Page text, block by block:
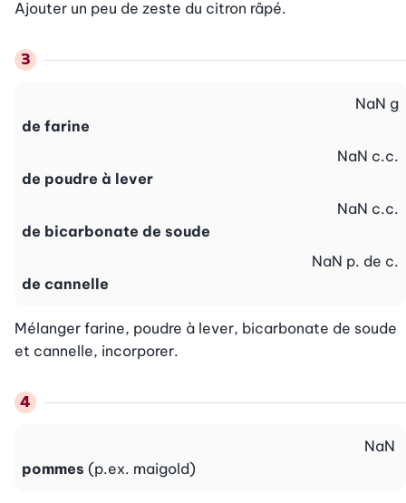
Ajouter un peu de zeste du citron râpé.
de farine
NaN g
de poudre à lever
NaN c.c.
de bicarbonate de soude
NaN c.c.
de cannelle
NaN p. de c.
Mélanger farine, poudre à lever, bicarbonate de soude
et cannelle, incorporer.
pommes (p.ex. maigold)
NaN